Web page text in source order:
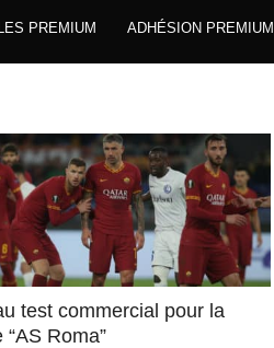
PREMIUM ADHÉSION PREMIUM
test commercial pour la
“AS Roma”